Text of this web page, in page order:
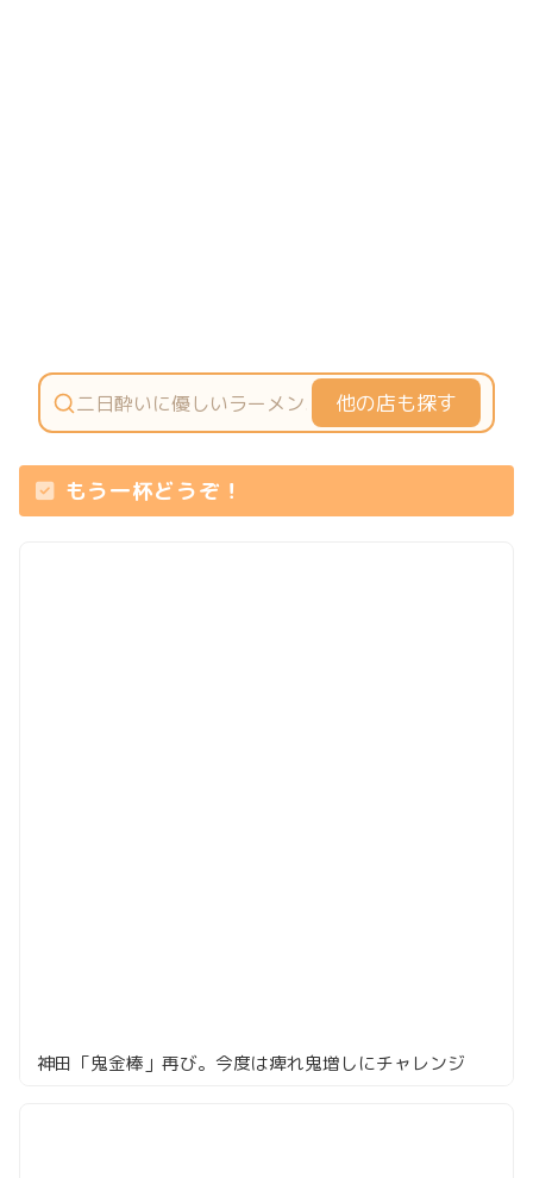
他の店も探す
もう一杯どうぞ！
神田「鬼金棒」再び。今度は痺れ鬼増しにチャレンジ